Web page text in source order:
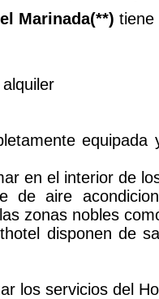
Marinada(**) tiene
equipada
en el interior de
de aire
zonas nobles
disponen de
los servicios del